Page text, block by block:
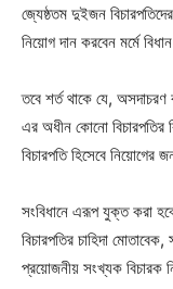
জ্যেষ্ঠতম দুইজন
নিয়োগ দান করবেন মর্মে
তবে শর্ত থাকে যে, অসদাচরণ
এর অধীন কোনো বিচারপতির
বিচারপতি হিসেবে নিয়োগের
সংবিধানে এরূপ যুক্ত করা
বিচারপতির চাহিদা
প্রয়োজনীয় সংখ্যক বিচারক